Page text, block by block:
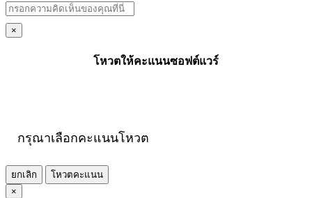
×
โหวตให้คะแนนซอฟต์แวร์
กรุณาเลือกคะแนนโหวต
ยกเลิก
โหวตคะแนน
×